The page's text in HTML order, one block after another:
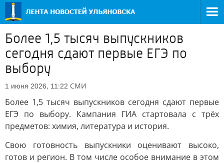
Более 1,5 тысяч выпускников
сегодня сдают первые ЕГЭ по
выбору
1 июня 2026, 11:22 СМИ
Более 1,5 тысяч выпускников сегодня сдают первые
ЕГЭ по выбору. Кампания ГИА стартовала с трёх
предметов: химия, литература и история.
Свою готовность выпускники оценивают высоко,
готов и регион. В том числе особое внимание в этом